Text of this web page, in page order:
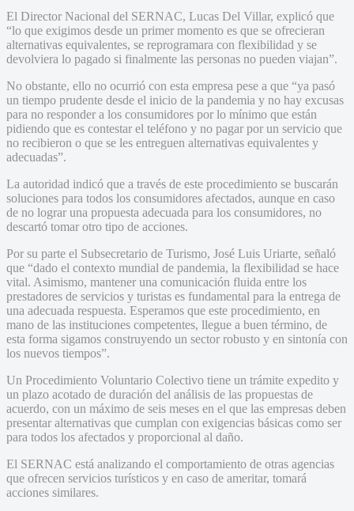
El Director Nacional del SERNAC, Lucas Del Villar, explicó que
“lo que exigimos desde un primer momento es que se ofrecieran
alternativas equivalentes, se reprogramara con flexibilidad y se
devolviera lo pagado si finalmente las personas no pueden viajan”.
No obstante, ello no ocurrió con esta empresa pese a que “ya pasó
un tiempo prudente desde el inicio de la pandemia y no hay excusas
para no responder a los consumidores por lo mínimo que están
pidiendo que es contestar el teléfono y no pagar por un servicio que
no recibieron o que se les entreguen alternativas equivalentes y
adecuadas”.
La autoridad indicó que a través de este procedimiento se buscarán
soluciones para todos los consumidores afectados, aunque en caso
de no lograr una propuesta adecuada para los consumidores, no
descartó tomar otro tipo de acciones.
Por su parte el Subsecretario de Turismo, José Luis Uriarte, señaló
que “dado el contexto mundial de pandemia, la flexibilidad se hace
vital. Asimismo, mantener una comunicación fluida entre los
prestadores de servicios y turistas es fundamental para la entrega de
una adecuada respuesta. Esperamos que este procedimiento, en
mano de las instituciones competentes, llegue a buen término, de
esta forma sigamos construyendo un sector robusto y en sintonía con
los nuevos tiempos”.
Un Procedimiento Voluntario Colectivo tiene un trámite expedito y
un plazo acotado de duración del análisis de las propuestas de
acuerdo, con un máximo de seis meses en el que las empresas deben
presentar alternativas que cumplan con exigencias básicas como ser
para todos los afectados y proporcional al daño.
El SERNAC está analizando el comportamiento de otras agencias
que ofrecen servicios turísticos y en caso de ameritar, tomará
acciones similares.